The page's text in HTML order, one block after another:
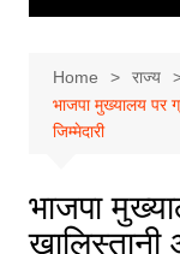
Home
राज्य
भाजपा मुख्यालय पर
जिम्मेदारी
भाजपा